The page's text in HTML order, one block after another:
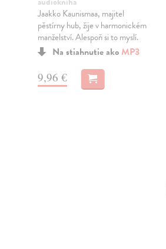
Jaakko Kaunismaa, majitel
pěstírny hub, žije v harmonickém
manželství. Alespoň si to myslí.
Na stiahnutie ako MP3
9,96 €